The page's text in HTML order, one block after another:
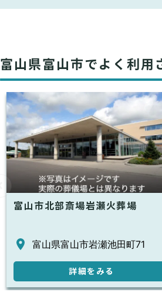
富山県富山市でよく利用
富山市北部斎場岩瀬火葬場
富山県富山市岩瀬池田町71
詳細をみる